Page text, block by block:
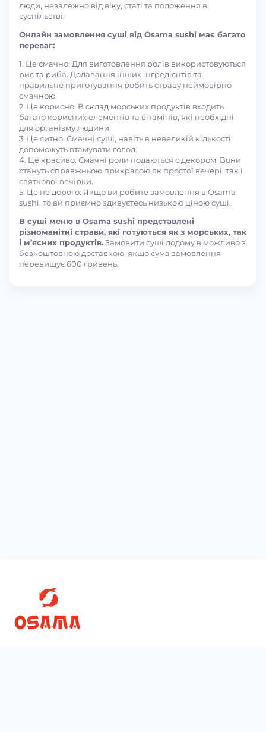
люди, незалежно від віку, статі та положення в
суспільстві.
Онлайн замовлення суші від Osama sushi має багато
переваг:
1. Це смачно. Для виготовлення ролів використовуються
рис та риба. Додавання інших інгредієнтів та
правильне приготування робить страву неймовірно
смачною.
2. Це корисно. В склад морських продуктів входить
багато корисних елементів та вітамінів, які необхідні
для організму людини.
3. Це ситно. Смачні суші, навіть в невеликій кількості,
допоможуть втамувати голод.
4. Це красиво. Смачні роли подаються с декором. Вони
стануть справжньою прикрасою як простої вечері, так і
святкової вечірки.
5. Це не дорого. Якщо ви робите замовлення в Osama
sushi, то ви приємно здивуєтесь низькою ціною суші.
В суші меню в Osama sushi представлені
різноманітні страви, які готуються як з морських, так
і м’ясних продуктів.Замовити суші додому в можливо з
безкоштовною доставкою, якщо сума замовлення
перевищує 600 гривень.